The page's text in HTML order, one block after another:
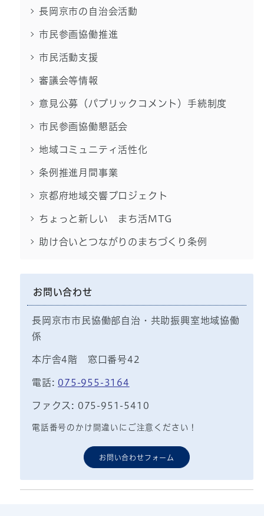
長岡京市の自治会活動
市民参画協働推進
市民活動支援
審議会等情報
意見公募（パブリックコメント）手続制度
市民参画協働懇話会
地域コミュニティ活性化
条例推進月間事業
京都府地域交響プロジェクト
ちょっと新しい まち活MTG
助け合いとつながりのまちづくり条例
お問い合わせ
長岡京市市民協働部自治・共助振興室地域協働
係
本庁舎4階 窓口番号42
電話: 075-955-3164
ファクス: 075-951-5410
電話番号のかけ間違いにご注意ください！
お問い合わせフォーム